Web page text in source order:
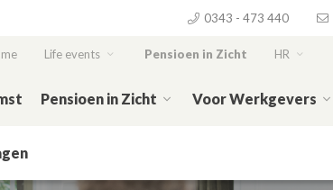
0343 - 473 440
Life events Pensioen in Zicht HR
Pensioen in Zicht Voor Werkgevers